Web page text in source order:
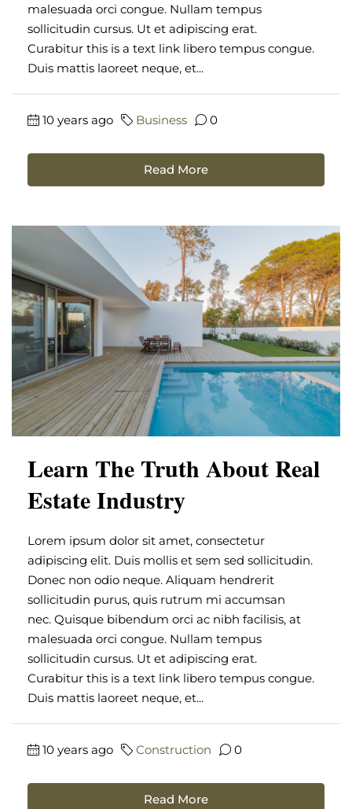
malesuada orci congue. Nullam tempus
sollicitudin cursus. Ut et adipiscing erat.
Curabitur this is a text link libero tempus congue.
Duis mattis laoreet neque, et...
10 years ago Business 0
Read More
Learn The Truth About Real
Estate Industry
Lorem ipsum dolor sit amet, consectetur
adipiscing elit. Duis mollis et sem sed sollicitudin.
Donec non odio neque. Aliquam hendrerit
sollicitudin purus, quis rutrum mi accumsan
nec. Quisque bibendum orci ac nibh facilisis, at
malesuada orci congue. Nullam tempus
sollicitudin cursus. Ut et adipiscing erat.
Curabitur this is a text link libero tempus congue.
Duis mattis laoreet neque, et...
10 years ago Construction 0
Read More